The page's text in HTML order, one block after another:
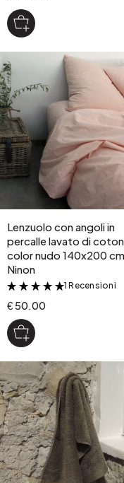
Lenzuolo con angoli in
percalle lavato di
color nudo 140x200 cm
Ninon
&
1 Recensioni
€ 50.00